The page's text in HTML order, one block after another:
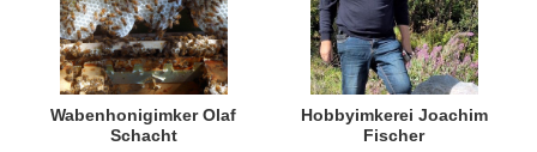
Wabenhonigimker Olaf
Schacht
Hobbyimkerei Joachim
Fischer